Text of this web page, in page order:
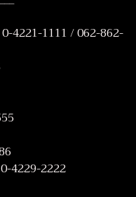
0-4221-1111 / 062-862-
4229-2222